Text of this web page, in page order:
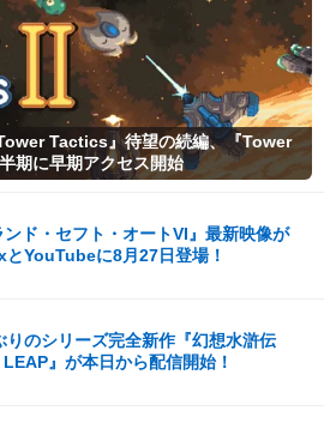
Tactics』待望の続編、『Tower
期に早期アクセス開始
ンド・セフト・オートVI』最新映像が
YouTubeに8月27日登場！
りのシリーズ完全新作『幻想水滸伝
』が本日から配信開始！